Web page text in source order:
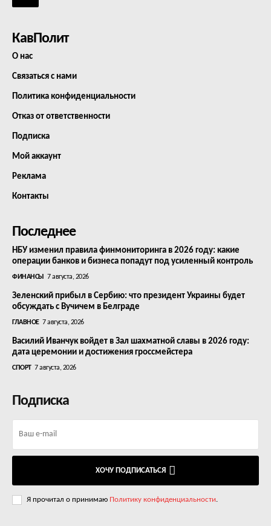
КавПолит
О нас
Связаться с нами
Политика конфиденциальности
Отказ от ответственности
Подписка
Мой аккаунт
Реклама
Контакты
Последнее
НБУ изменил правила финмониторинга в 2026 году: какие
операции банков и бизнеса попадут под усиленный контроль
ФИНАНСЫ 7 августа, 2026
Зеленский прибыл в Сербию: что президент Украины будет
обсуждать с Вучичем в Белграде
ГЛАВНОЕ 7 августа, 2026
Василий Иванчук войдет в Зал шахматной славы в 2026 году:
дата церемонии и достижения гроссмейстера
СПОРТ 7 августа, 2026
Подписка
ХОЧУ ПОДПИСАТЬСЯ
Я прочитал о принимаю Политику конфиденциальности.